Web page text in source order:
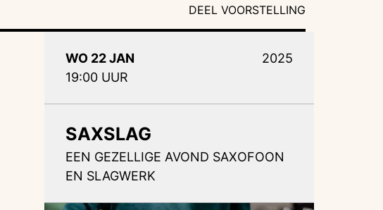
DEEL VOORSTELLING
WO 22 JAN
19:00 UUR
2025
SAXSLAG
EEN GEZELLIGE AVOND SAXOFOON
EN SLAGWERK